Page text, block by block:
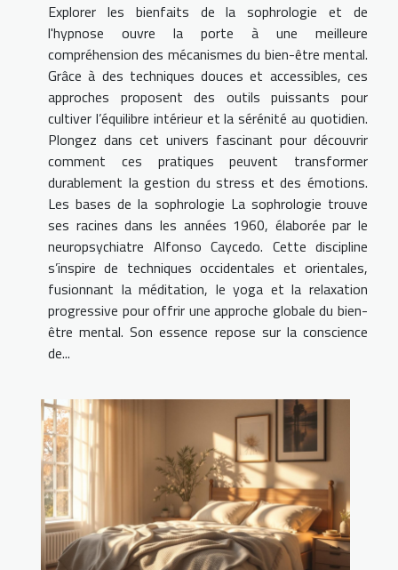
Explorer les bienfaits de la sophrologie et de
l'hypnose ouvre la porte à une meilleure
compréhension des mécanismes du bien-être mental.
Grâce à des techniques douces et accessibles, ces
approches proposent des outils puissants pour
cultiver l’équilibre intérieur et la sérénité au quotidien.
Plongez dans cet univers fascinant pour découvrir
comment ces pratiques peuvent transformer
durablement la gestion du stress et des émotions.
Les bases de la sophrologie La sophrologie trouve
ses racines dans les années 1960, élaborée par le
neuropsychiatre Alfonso Caycedo. Cette discipline
s’inspire de techniques occidentales et orientales,
fusionnant la méditation, le yoga et la relaxation
progressive pour offrir une approche globale du bien-
être mental. Son essence repose sur la conscience
de...